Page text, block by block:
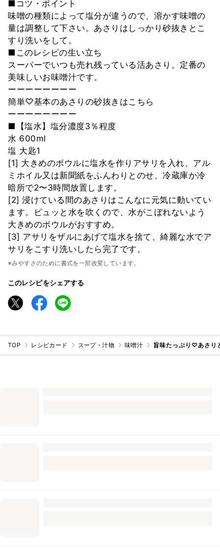
■コツ・ポイント
味噌の種類によって塩分が違うので、溶かす味噌の
量は調整して下さい。あさりはしっかり砂抜きとこ
すり洗いをして。
■このレシピの生い立ち
スーパーでいつも売れ残っている活あさり。定番の
美味しいお味噌汁です。
ーーーーーーーー
簡単♡基本のあさりの砂抜きはこちら
ーーーーーーーー
■【塩水】塩分濃度3％程度
水 600ml
塩 大匙1
[1] 大きめのボウルに塩水を作りアサリを入れ、アル
ミホイル又は新聞紙をふんわりとのせ、冷蔵庫か冷
暗所で2〜3時間放置します。
[2] 浸けている間のあさりはこんなに元気に動いてい
ます。ピュッと水を吹くので、水がこぼれないよう
大きめのボウルがおすすめ。
[3] アサリをザルにあげて塩水を捨て、綺麗な水でア
サリをこすり洗いしたら完了です。
※みやすさのために書式を一部改変しています。
このレシピをシェアする
TOP レシピカード スープ・汁物 味噌汁 旨味たっぷり♡あさり